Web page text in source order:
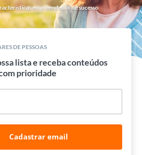
empreendedor de sucesso
DE PESSOAS
lista e receba conteúdos
prioridade
Cadastrar email